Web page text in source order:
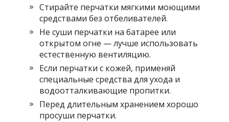
Стирайте перчатки мягкими моющими
средствами без отбеливателей.
Не суши перчатки на батарее или
открытом огне — лучше использовать
естественную вентиляцию.
Если перчатки с кожей, применяй
специальные средства для ухода и
водоотталкивающие пропитки.
Перед длительным хранением хорошо
просуши перчатки.